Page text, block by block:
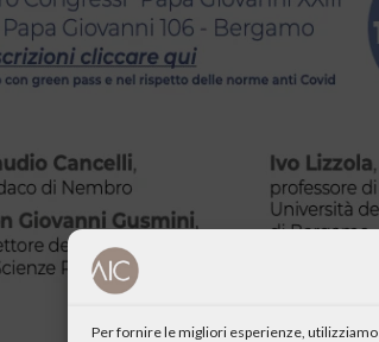
Per fornire le migliori esperienze,